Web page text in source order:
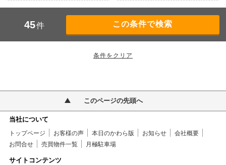
45件
このページの先頭へ
当社について
トップページ お客様の声 本日のかわら版 お知らせ
会社概要
お問合せ
売買物件一覧 月極駐車場
サイトコンテンツ